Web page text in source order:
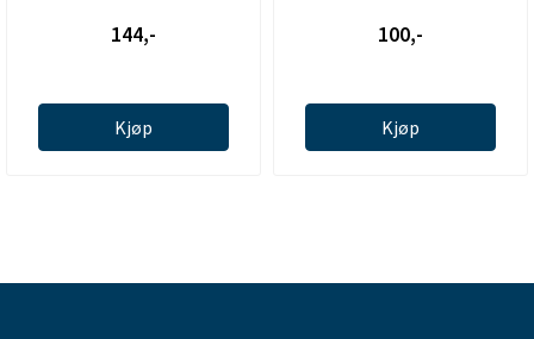
144,-
Kjøp
100,-
Kjøp